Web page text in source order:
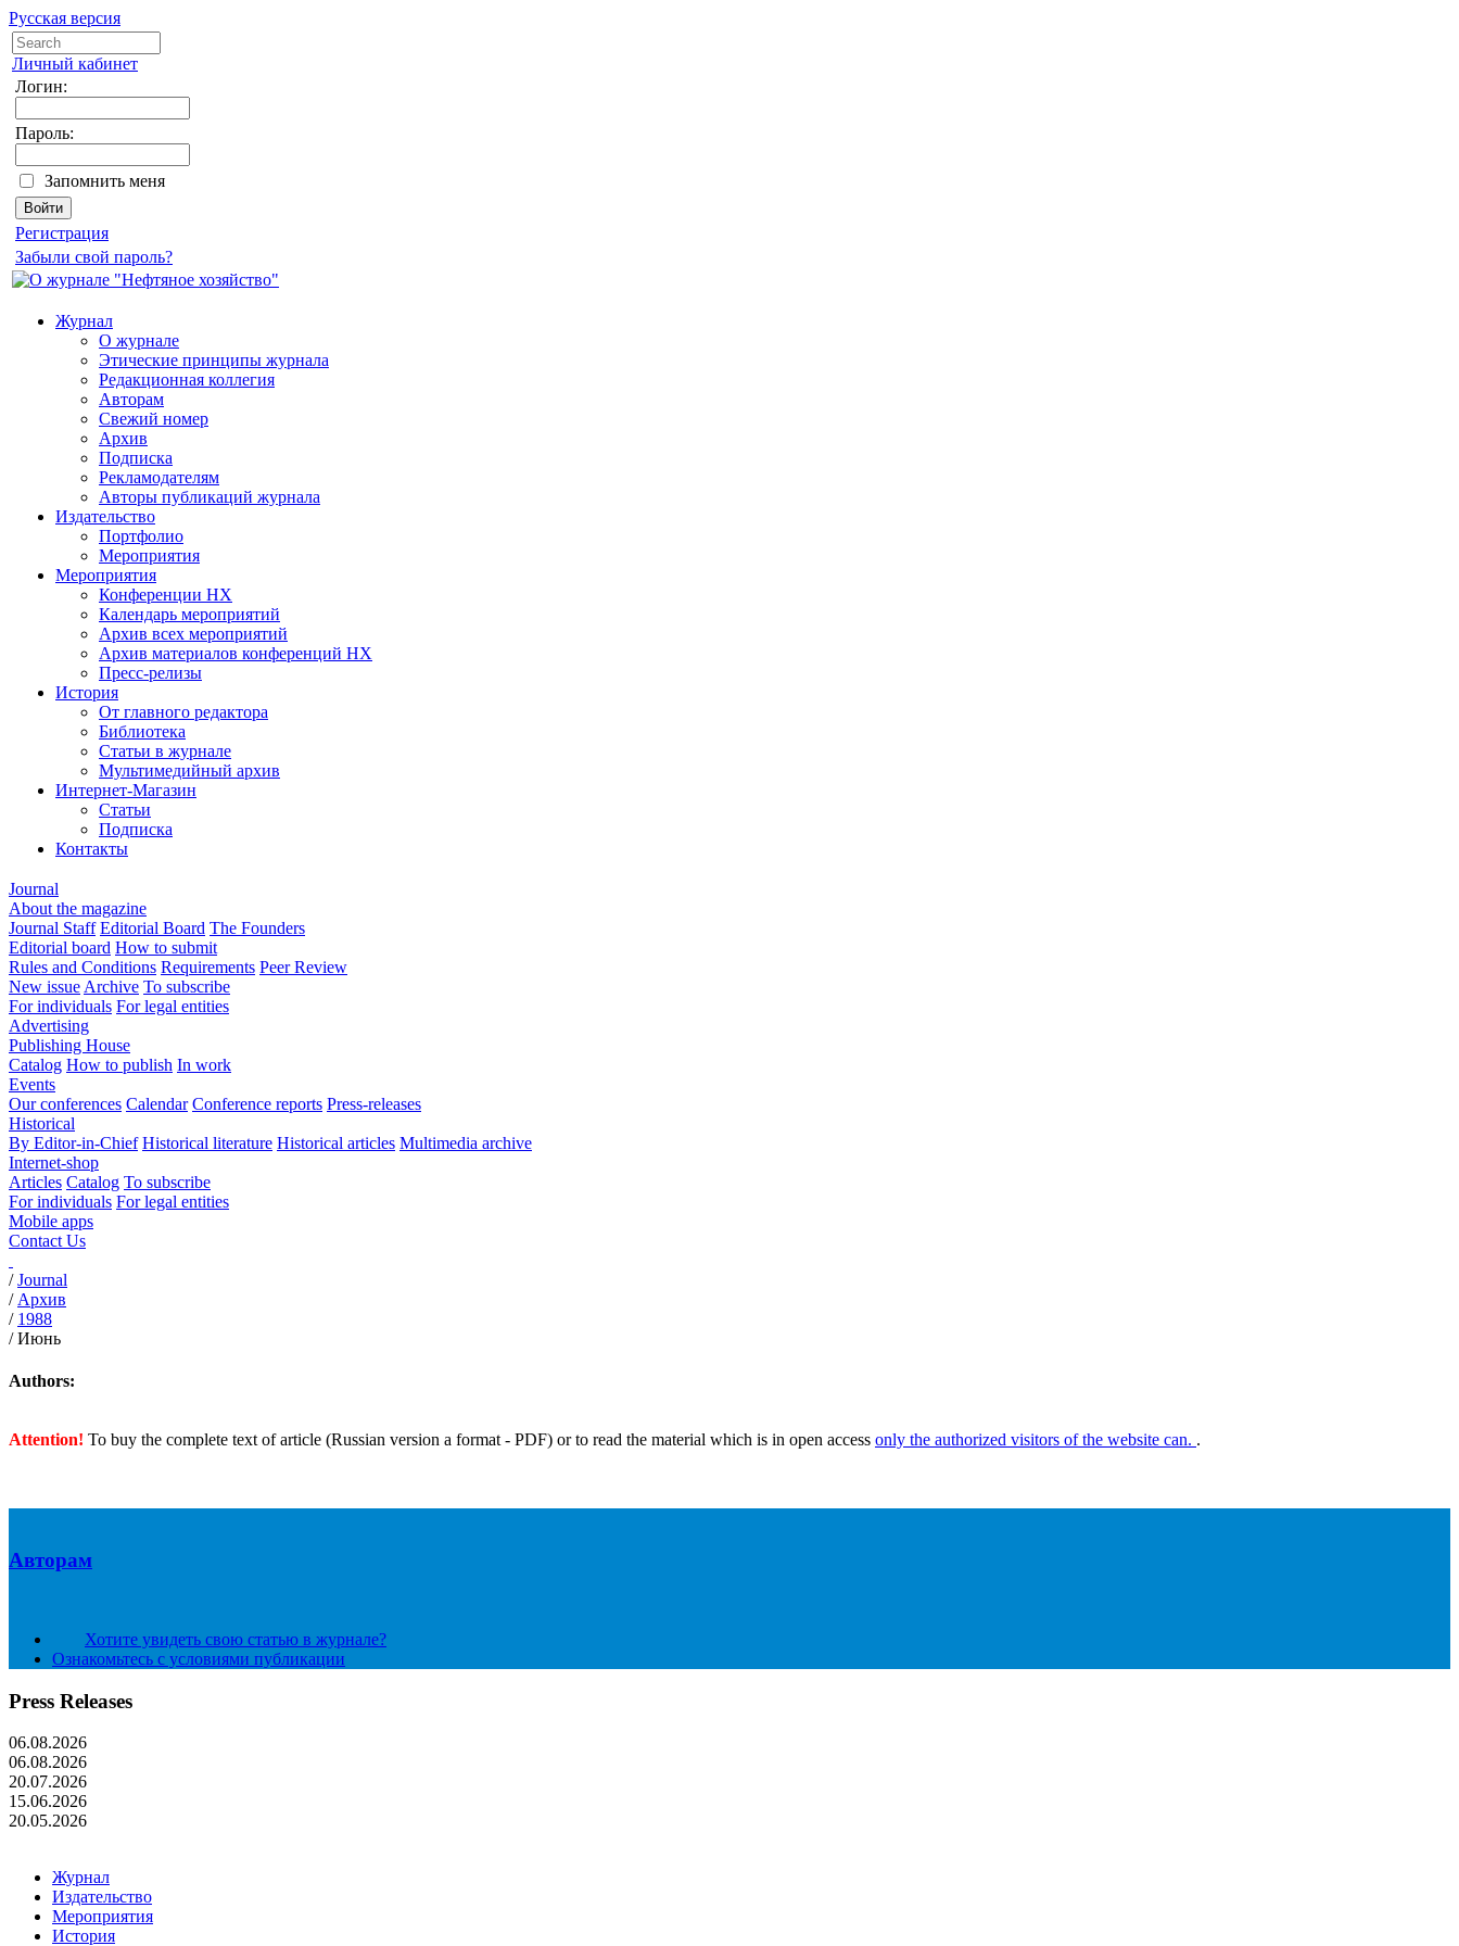
Русская версия
Личный кабинет
Логин:
Пароль:
Запомнить меня
Регистрация
Забыли свой пароль?
Журнал
О журнале
Этические принципы журнала
Редакционная коллегия
Авторам
Свежий номер
Архив
Подписка
Рекламодателям
Авторы публикаций журнала
Издательство
Портфолио
Мероприятия
Мероприятия
Конференции НХ
Календарь мероприятий
Архив всех мероприятий
Архив материалов конференций НХ
Пресс-релизы
История
От главного редактора
Библиотека
Статьи в журнале
Мультимедийный архив
Интернет-Магазин
Статьи
Подписка
Контакты
Journal
About the magazine
Journal Staff Editorial Board The Founders
Editorial board How to submit
Rules and Conditions Requirements Peer Review
New issue Archive To subscribe
For individuals For legal entities
Advertising
Publishing House
Catalog How to publish In work
Events
Our conferences Calendar Conference reports Press-releases
Historical
By Editor-in-Chief Historical literature Historical articles Multimedia archive
Internet-shop
Articles Catalog To subscribe
For individuals For legal entities
Mobile apps
Contact Us
/Journal
/ Архив
/ 1988
/Июнь
Authors:
Attention! To buy the complete text of article (Russian version a format - PDF) or to read the material which is in open access only the authorized visitors of the website can. .
Авторам
Хотите увидеть свою статью в журнале?
Ознакомьтесь с условиями публикации
Press Releases
06.08.2026
06.08.2026
20.07.2026
15.06.2026
20.05.2026
Журнал
Издательство
Мероприятия
История